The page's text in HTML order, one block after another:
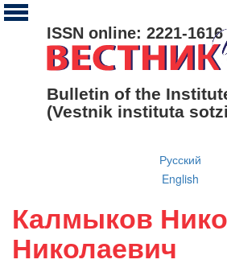
ISSN online: 2221-1616
Bulletin of the
(Vestnik instituta
Русский
English
Калмыков
Николаевич